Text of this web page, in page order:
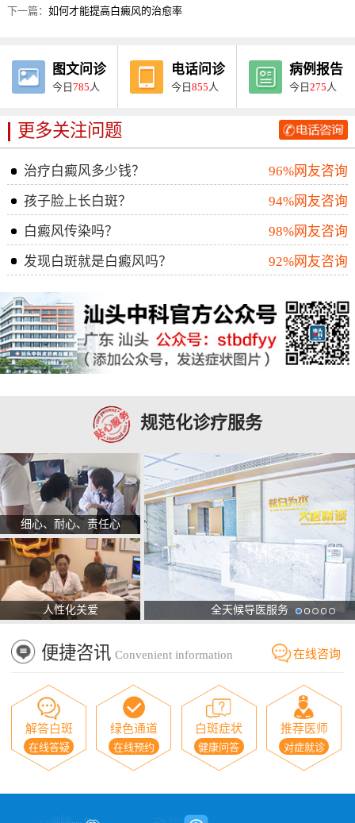
下一篇：如何才能提高白癜风的治愈率
图文问诊
今日785 人
电话问诊
今日855 人
病例报告
今日275 人
更多关注问题
治疗白癜风多少钱？
96%网友咨询
孩子脸上长白斑？
94%网友咨询
白癜风传染吗？
98%网友咨询
发现白斑就是白癜风吗？
92%网友咨询
规范化诊疗服务
细心、耐心、责任心
人性化关爱 全天候导医服务
便捷咨讯 Convenient information 在线咨询
解答白斑
在线答疑
绿色通道
在线预约
白斑症状
健康问答
推荐医师
对症就诊